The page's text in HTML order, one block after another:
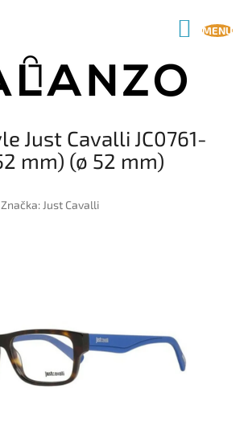
Just Cavalli JC0761-
mm) (ø 52 mm)
Značka: Just Cavalli